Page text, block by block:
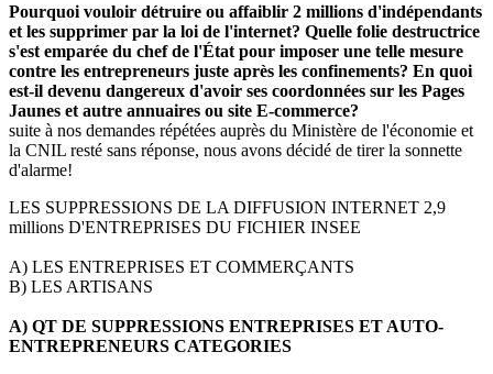
Pourquoi vouloir détruire ou affaiblir 2 millions d'indépendants
et les supprimer par la loi de l'internet? Quelle folie destructrice
s'est emparée du chef de l'État pour imposer une telle mesure
contre les entrepreneurs juste après les confinements? En quoi
est-il devenu dangereux d'avoir ses coordonnées sur les Pages
Jaunes et autre annuaires ou site E-commerce?
suite à nos demandes répétées auprès du Ministère de l'économie et
la CNIL resté sans réponse, nous avons décidé de tirer la sonnette
d'alarme!
LES SUPPRESSIONS DE LA DIFFUSION INTERNET 2,9
millions D'ENTREPRISES DU FICHIER INSEE
A) LES ENTREPRISES ET COMMERÇANTS
B) LES ARTISANS
A) QT DE SUPPRESSIONS ENTREPRISES ET AUTO-
ENTREPRENEURS CATEGORIES